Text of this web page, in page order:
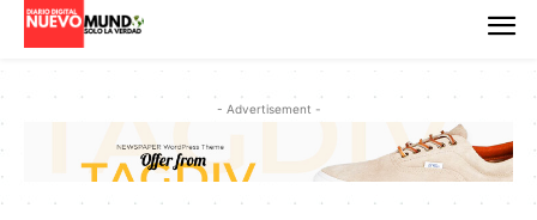
- Advertisement -